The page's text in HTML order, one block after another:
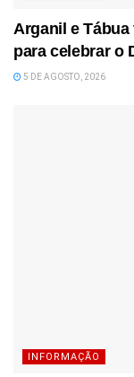
Arganil e
para celebrar o
5 DE AGOSTO, 2026
INFORMAÇÃO